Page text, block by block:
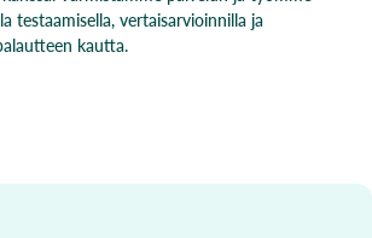
testaamisella, vertaisarvioinnilla ja
kautta.